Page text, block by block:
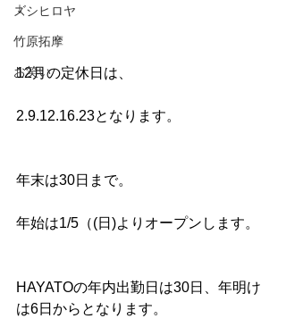
ズシヒロヤ
竹原拓摩
お笑い
↓
12月の定休日は、
2.9.12.16.23となります。
年末は30日まで。
年始は1/5（(日)よりオープンします。
HAYATOの年内出勤日は30日、年明け
は6日からとなります。